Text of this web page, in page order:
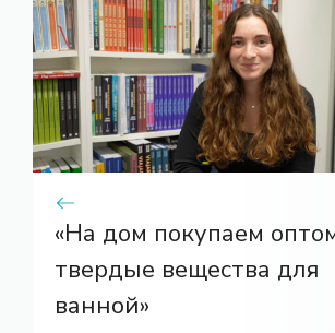
«На дом покупаем
твердые вещества для
ванной»